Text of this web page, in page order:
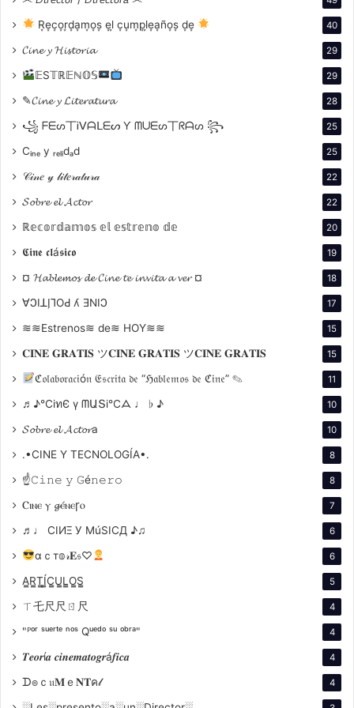
argentino y un objeto de veneración en la comunidad
gay. Su carrera cinematográfica comenzó a los 36
rumoraba que su entrada al espectáculo se debió a un
accidente que dejó parapléjico a su esposo, quien
tenía conexiones con la oligarquía terrateniente y era
familiar del presidente Roberto M. Ortiz.
personal; estaba profundamente arraigado en su
presencia en pantalla. Mecha Ortiz era conocida por
su estatura, delgadez extrema y una voz grave que la
hacía inolvidable. Pero su mirada era su rasgo más
contenida. Era una cazadora segura de su oficio, con
una mirada que dejaba una impresión imborrable en
quienes la miraban.
R͙e͙c͙o͙r͙d͙a͙m͙o͙s͙ e͙l͙ c͙u͙m͙p͙l͙e͙a͙ño͙s͙ d͙e͙ 40
𝓒𝓲𝓷𝓮 𝔂 𝓗𝓲𝓼𝓽𝓸𝓻𝓲𝓪 29
𝔼S𝕋ℝ𝔼ℕ𝕆𝕊 29
✎𝓒𝓲𝓷𝓮 𝔂 𝓛𝓲𝓽𝓮𝓻𝓪𝓽𝓾𝓻𝓪 28
꧁ ᖴᗴᔕ丅Ꭵᐯᗩᒪᗴᔕ Ƴ ᗰᑌᗴᔕ丅ᖇᗩᔕ ꧂ 25
Cᵢₙₑ y ᵣₑₗᵢdₐd 25
𝒞𝒾𝓃𝑒 𝓎 𝓁𝒾𝓉𝑒𝓇𝒶𝓉𝓊𝓇𝒶 22
𝓢𝓸𝓫𝓻𝓮 𝓮𝓵 𝓐𝓬𝓽𝓸𝓻 22
ℝ𝕖𝕔𝕠𝕣𝕕𝕒𝕞𝕠𝕤 𝕖𝕝 𝕖𝕤𝕥𝕣𝕖𝕟𝕠 𝕕𝕖 20
𝕮𝖎𝖓𝖊 𝖈𝖑á𝖘𝖎𝖈𝖔 19
¤ 𝓗𝓪𝓫𝓵𝓮𝓶𝓸𝓼 𝓭𝓮 𝓒𝓲𝓷𝓮 𝓽𝓮 𝓲𝓷𝓿𝓲𝓽𝓪 𝓪 𝓿𝓮𝓻 ¤ 18
∀ϽIꓕI̗⅂OԀ ʎ ƎNIϽ 17
≋≋Estrenos≋ de≋ HOY≋≋ 15
𝐂𝐈𝐍𝐄 𝐆𝐑𝐀𝐓𝐈𝐒 ツ𝐂𝐈𝐍𝐄 𝐆𝐑𝐀𝐓𝐈𝐒 ツ𝐂𝐈𝐍𝐄 𝐆𝐑𝐀𝐓𝐈𝐒 15
ℭ𝔬𝔩𝔞𝔟𝔬𝔯𝔞𝔠𝔦ó𝔫 𝔈𝔰𝔠𝔯𝔦𝔱𝔞 𝔡𝔢 “ℌ𝔞𝔟𝔩𝔢𝔪𝔬𝔰 𝔡𝔢 ℭ𝔦𝔫𝔢” ✎ 11
♬♪℃іทЄ ү ᗰԱՏі℃ᗋ ♩ ♭ ♪ 10
𝓢𝓸𝓫𝓻𝓮 𝓮𝓵 𝓐𝓬𝓽𝓸𝓻a 10
.•CINE Y TECNOLOGÍA•. 8
☝𝙲𝚒𝚗𝚎 𝚢 𝙶é𝚗𝚎𝚛𝚘 8
Ⲥⲓⲛⲉ ⲩ 𝓰ⲉ́ⲛⲉꞅⲟ 7
♬♩ CIИΞ У MúSICД ♪♫ 6
αｃт𝕠𝓇𝐄𝔰♡ 6
A̳R̳T̳Í̳C̳U̳L̳O̳S̳ 5
ㄒ乇尺尺ㄖ尺 4
"ᴾᵒʳ ˢᵘᵉʳᵗᵉ ⁿᵒˢ Qᵘᵉᵈᵒ ˢᵘ ᵒᵇʳᵃ" 4
𝑻𝒆𝒐𝒓í𝒂 𝒄𝒊𝒏𝒆𝒎𝒂𝒕𝒐𝒈𝒓á𝒇𝒊𝒄𝒂 4
ᗪ๏ｃ𝔲𝐌ｅ𝐍𝐓ค𝓁 4